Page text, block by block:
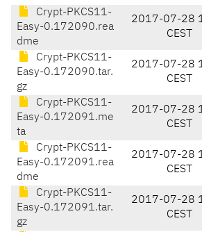
Crypt-PKCS11-
Easy-0.172090.rea
dme
2017-07-28
CEST
Crypt-PKCS11-
Easy-0.172090.tar.
gz
2017-07-28
CEST
Crypt-PKCS11-
Easy-0.172091.me
ta
2017-07-28
CEST
Crypt-PKCS11-
Easy-0.172091.rea
dme
2017-07-28
CEST
Crypt-PKCS11-
Easy-0.172091.tar.
gz
2017-07-28
CEST